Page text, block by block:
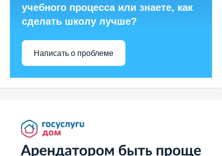
учебного процесса или знаете, как
сделать школу лучше?
Написать о проблеме